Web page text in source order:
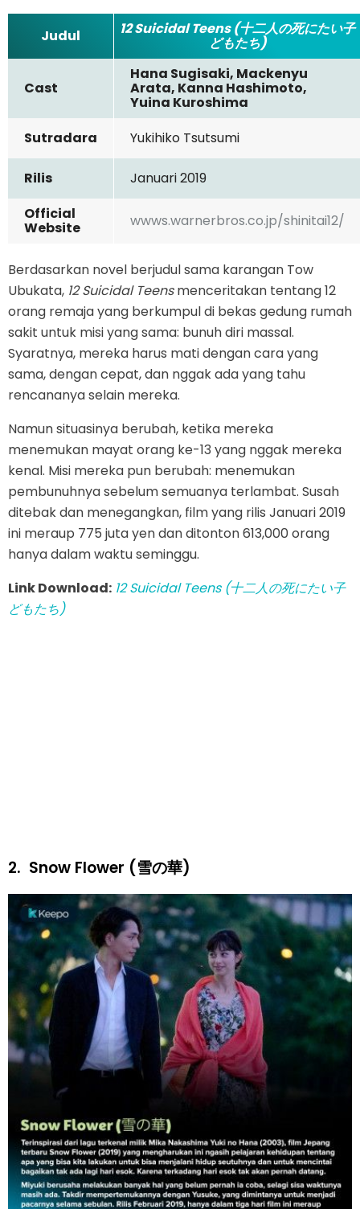
Judul 12 Suicidal Teens (十二人の死にたい子
どもたち)
Cast
Hana Sugisaki, Mackenyu
Arata, Kanna Hashimoto,
Yuina Kuroshima
Sutradara
Yukihiko Tsutsumi
Rilis
Januari 2019
Official
Website wwws.warnerbros.co.jp/shinitai12/
Berdasarkan novel berjudul sama karangan Tow
Ubukata, 12 Suicidal Teensmenceritakan tentang 12
orang remaja yang berkumpul di bekas gedung rumah
sakit untuk misi yang sama: bunuh diri massal.
Syaratnya, mereka harus mati dengan cara yang
sama, dengan cepat, dan nggak ada yang tahu
rencananya selain mereka.
Namun situasinya berubah, ketika mereka
menemukan mayat orang ke-13 yang nggak mereka
kenal. Misi mereka pun berubah: menemukan
pembunuhnya sebelum semuanya terlambat. Susah
ditebak dan menegangkan, film yang rilis Januari 2019
ini meraup 775 juta yen dan ditonton 613,000 orang
hanya dalam waktu seminggu.
Link Download: 12 Suicidal Teens (十二人の死にたい子
どもたち)
2. Snow Flower (雪の華)